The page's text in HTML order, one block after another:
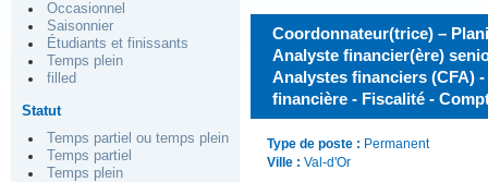
Occasionnel
Saisonnier
Étudiants et finissants
Temps plein
filled
Statut
Temps partiel ou temps plein
Temps partiel
Temps plein
Coordonnateur(trice) –
Analyste financier(ère)
Analystes financiers (CFA)
financière - Fiscalité -
Type de poste : Permanent
Ville : Val-d'Or